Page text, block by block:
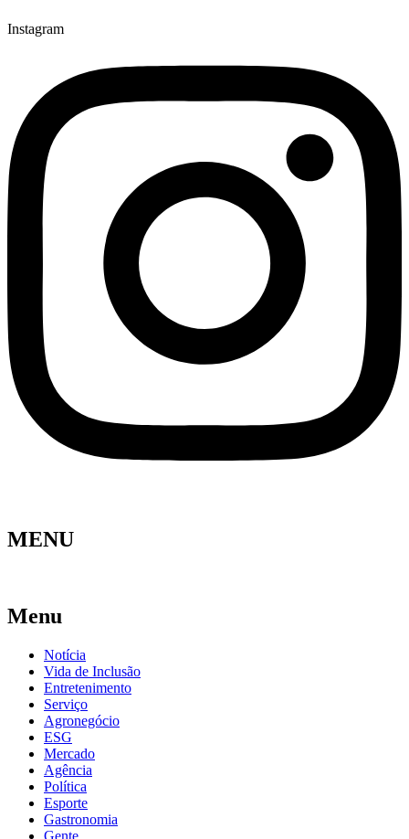
Instagram
MENU
Menu
Notícia
Vida de Inclusão
Entretenimento
Serviço
Agronegócio
ESG
Mercado
Agência
Política
Esporte
Gastronomia